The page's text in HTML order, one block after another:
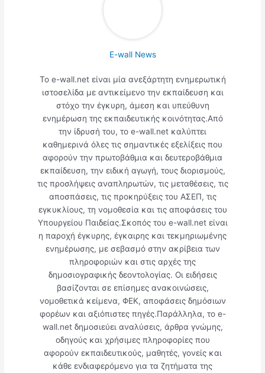
E-wall News
Το e-wall.net είναι μία ανεξάρτητη ενημερωτική
ιστοσελίδα με αντικείμενο την εκπαίδευση και
στόχο την έγκυρη, άμεση και υπεύθυνη
ενημέρωση της εκπαιδευτικής κοινότητας.Από
την ίδρυσή του, το e-wall.net καλύπτει
καθημερινά όλες τις σημαντικές εξελίξεις που
αφορούν την πρωτοβάθμια και δευτεροβάθμια
εκπαίδευση, την ειδική αγωγή, τους διορισμούς,
τις προσλήψεις αναπληρωτών, τις μεταθέσεις, τις
αποσπάσεις, τις προκηρύξεις του ΑΣΕΠ, τις
εγκυκλίους, τη νομοθεσία και τις αποφάσεις του
Υπουργείου Παιδείας.Σκοπός του e-wall.net είναι
η παροχή έγκυρης, έγκαιρης και τεκμηριωμένης
ενημέρωσης, με σεβασμό στην ακρίβεια των
πληροφοριών και στις αρχές της
δημοσιογραφικής δεοντολογίας. Οι ειδήσεις
βασίζονται σε επίσημες ανακοινώσεις,
νομοθετικά κείμενα, ΦΕΚ, αποφάσεις δημόσιων
φορέων και αξιόπιστες πηγές.Παράλληλα, το e-
wall.net δημοσιεύει αναλύσεις, άρθρα γνώμης,
οδηγούς και χρήσιμες πληροφορίες που
αφορούν εκπαιδευτικούς, μαθητές, γονείς και
κάθε ενδιαφερόμενο για τα ζητήματα της